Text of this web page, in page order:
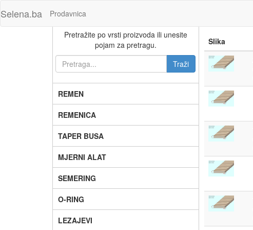
Selena.ba Prodavnica
Pretražite po vrsti proizvoda ili unesite
pojam za pretragu.
REMEN
REMENICA
TAPER BUSA
MJERNI ALAT
SEMERING
O-RING
LEZAJEVI
Slika